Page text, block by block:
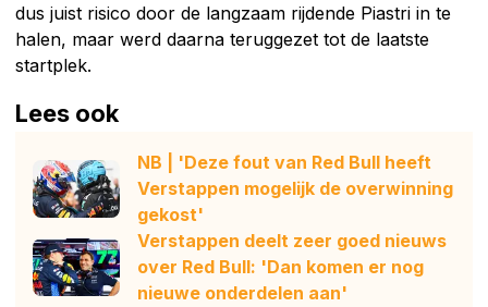
dus juist risico door de langzaam rijdende Piastri in te
halen, maar werd daarna teruggezet tot de laatste
startplek.
Lees ook
NB | 'Deze fout van Red Bull heeft
Verstappen mogelijk de overwinning
gekost'
Verstappen deelt zeer goed nieuws
over Red Bull: 'Dan komen er nog
nieuwe onderdelen aan'